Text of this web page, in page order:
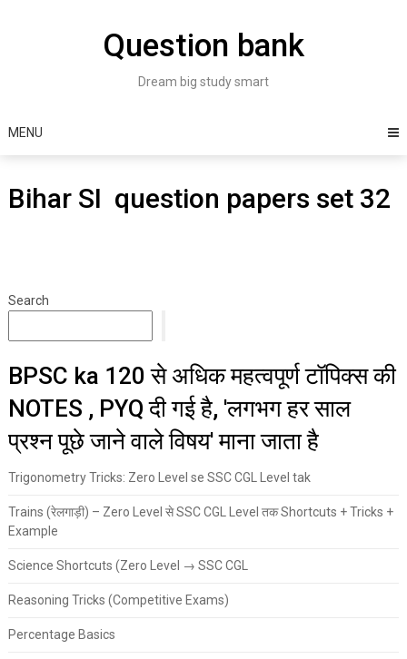
Question bank
Dream big study smart
MENU
Bihar SI question papers set 32
Search
BPSC ka 120 से अधिक महत्वपूर्ण टॉपिक्स की
NOTES , PYQ दी गई है, 'लगभग हर साल
प्रश्न पूछे जाने वाले विषय' माना जाता है
Trigonometry Tricks: Zero Level se SSC CGL Level tak
Trains (रेलगाड़ी) – Zero Level से SSC CGL Level तक Shortcuts + Tricks +
Example
Science Shortcuts (Zero Level → SSC CGL
Reasoning Tricks (Competitive Exams)
Percentage Basics